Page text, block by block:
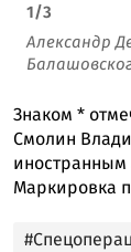
1/3
Александр
Знаком *
Смолин
иностранным
Маркировка